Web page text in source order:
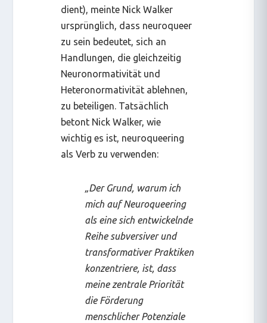
dient), meinte Nick Walker
ursprünglich, dass neuroqueer
zu sein bedeutet, sich an
Handlungen, die gleichzeitig
Neuronormativität und
Heteronormativität ablehnen,
zu beteiligen. Tatsächlich
betont Nick Walker, wie
wichtig es ist, neuroqueering
als Verb zu verwenden:
„Der Grund, warum ich
mich auf Neuroqueering
als eine sich entwickelnde
Reihe subversiver und
transformativer Praktiken
konzentriere, ist, dass
meine zentrale Priorität
die Förderung
menschlicher Potenziale